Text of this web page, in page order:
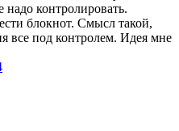
надо контролировать.
блокнот. Смысл такой,
все под контролем. Идея мне